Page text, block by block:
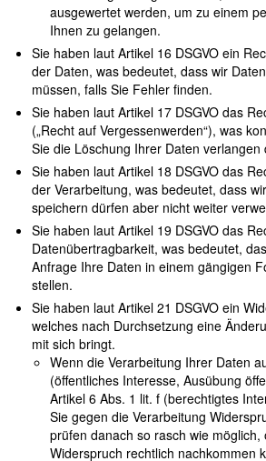
ausgewertet werden, um zu einem
Ihnen zu gelangen.
Sie haben laut Artikel 16 DSGVO ein
der Daten, was bedeutet, dass wir
müssen, falls Sie Fehler finden.
Sie haben laut Artikel 17 DSGVO das
(„Recht auf Vergessenwerden“), was
Sie die Löschung Ihrer Daten verlangen
Sie haben laut Artikel 18 DSGVO das
der Verarbeitung, was bedeutet, dass
speichern dürfen aber nicht weiter
Sie haben laut Artikel 19 DSGVO das
Datenübertragbarkeit, was bedeutet,
Anfrage Ihre Daten in einem gängigen
stellen.
Sie haben laut Artikel 21 DSGVO ein
welches nach Durchsetzung eine
mit sich bringt.
Wenn die Verarbeitung Ihrer Daten
(öffentliches Interesse, Ausübung
Artikel 6 Abs. 1 lit. f (berechtigtes
Sie gegen die Verarbeitung
prüfen danach so rasch wie möglich,
Widerspruch rechtlich nachkommen